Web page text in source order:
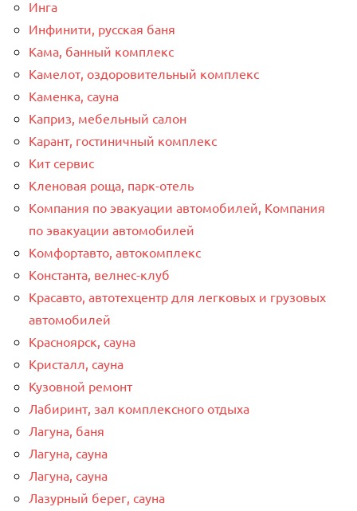
Инга
Инфинити, русская баня
Кама, банный комплекс
Камелот, оздоровительный комплекс
Каменка, сауна
Каприз, мебельный салон
Карант, гостиничный комплекс
Кит сервис
Кленовая роща, парк-отель
Компания по эвакуации автомобилей, Компания
по эвакуации автомобилей
Комфортавто, автокомплекс
Константа, велнес-клуб
Красавто, автотехцентр для легковых и грузовых
автомобилей
Красноярск, сауна
Кристалл, сауна
Кузовной ремонт
Лабиринт, зал комплексного отдыха
Лагуна, баня
Лагуна, сауна
Лагуна, сауна
Лазурный берег, сауна